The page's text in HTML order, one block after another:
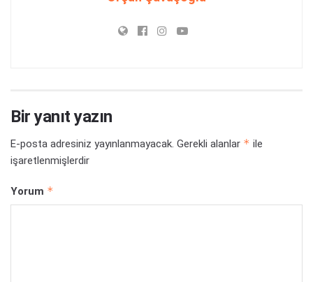
Bir yanıt yazın
E-posta adresiniz yayınlanmayacak. Gerekli alanlar * ile
işaretlenmişlerdir
Yorum *